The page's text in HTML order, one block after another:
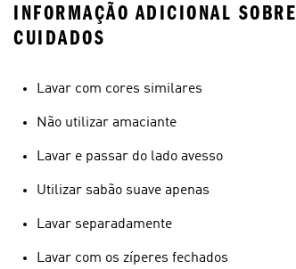
INFORMAÇÃO ADICIONAL SOBRE
CUIDADOS
Lavar com cores similares
Não utilizar amaciante
Lavar e passar do lado avesso
Utilizar sabão suave apenas
Lavar separadamente
Lavar com os zíperes fechados